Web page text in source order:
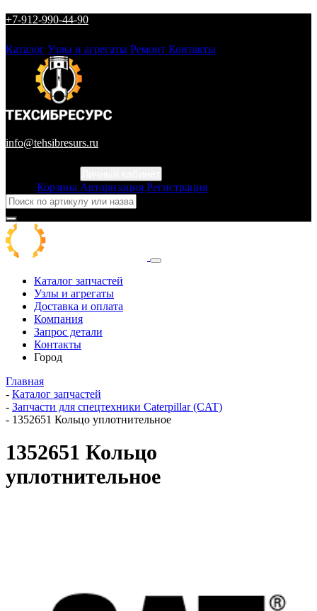
+7-912-990-44-90
Каталог Узлы и агрегаты Ремонт Контакты
info@tehsibresurs.ru
Корзина Авторизация Регистрация
Каталог запчастей
Узлы и агрегаты
Доставка и оплата
Компания
Запрос детали
Контакты
Город
Главная
- Каталог запчастей
- Запчасти для спецтехники Caterpillar (CAT)
- 1352651 Кольцо уплотнительное
1352651 Кольцо
уплотнительное